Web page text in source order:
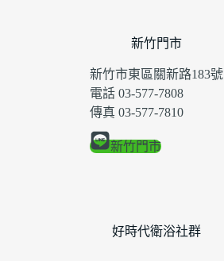
新竹門市
新竹市東區關新路183號
電話 03-577-7808
傳真 03-577-7810
新竹門市
好時代衛浴社群